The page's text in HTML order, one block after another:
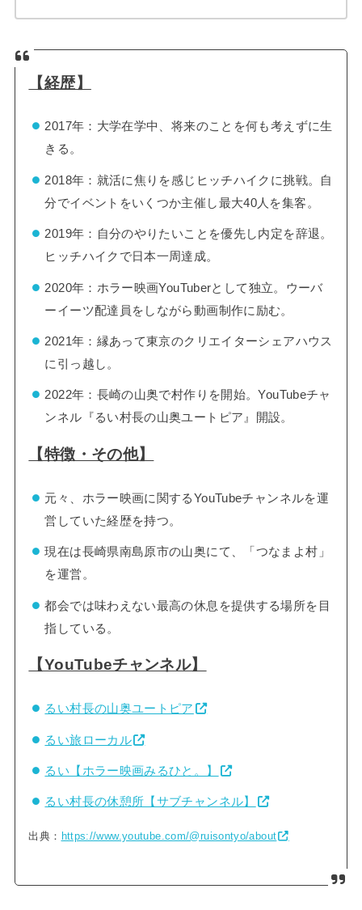
【経歴】
2017年：大学在学中、将来のことを何も考えずに生
きる。
2018年：就活に焦りを感じヒッチハイクに挑戦。自
分でイベントをいくつか主催し最大40人を集客。
2019年：自分のやりたいことを優先し内定を辞退。
ヒッチハイクで日本一周達成。
2020年：ホラー映画YouTuberとして独立。ウーバ
ーイーツ配達員をしながら動画制作に励む。
2021年：縁あって東京のクリエイターシェアハウス
に引っ越し。
2022年：長崎の山奥で村作りを開始。YouTubeチャ
ンネル『るい村長の山奥ユートピア』開設。
【特徴・その他】
元々、ホラー映画に関するYouTubeチャンネルを運
営していた経歴を持つ。
現在は長崎県南島原市の山奥にて、「つなまよ村」
を運営。
都会では味わえない最高の休息を提供する場所を目
指している。
【YouTubeチャンネル】
るい村長の山奥ユートピア
るい旅ローカル
るい【ホラー映画みるひと。】
るい村長の休憩所【サブチャンネル】
出典： https://www.youtube.com/@ruisontyo/about